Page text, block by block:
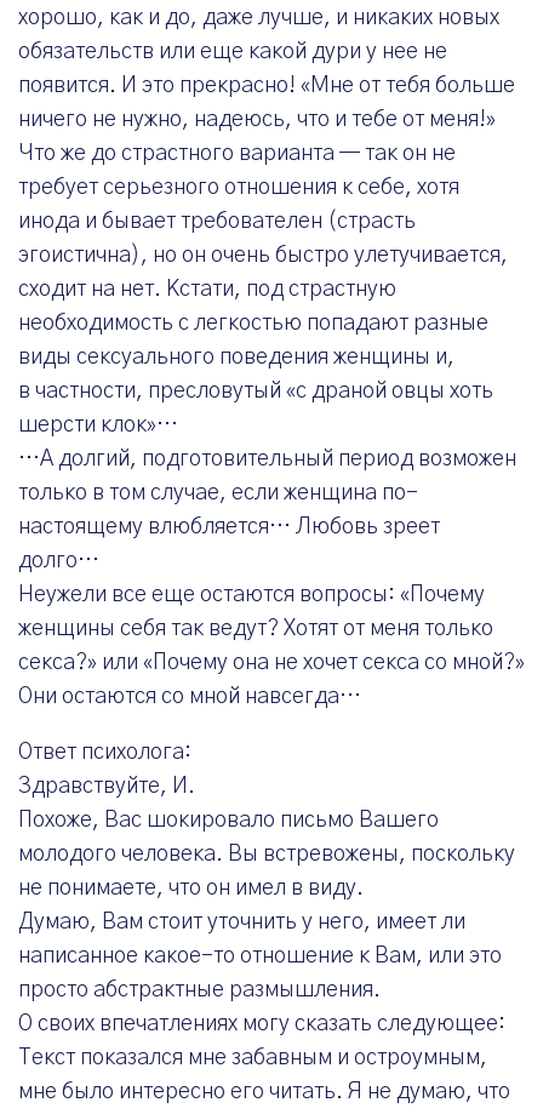
хорошо, как и до, даже лучше, и никаких новых
обязательств или еще какой дури у нее не
появится. И это прекрасно! «Мне от тебя больше
ничего не нужно, надеюсь, что и тебе от меня!»
Что же до страстного варианта — так он не
требует серьезного отношения к себе, хотя
инода и бывает требователен (страсть
эгоистична), но он очень быстро улетучивается,
сходит на нет. Кстати, под страстную
необходимость с легкостью попадают разные
виды сексуального поведения женщины и,
в частности, пресловутый «с драной овцы хоть
шерсти клок»…
…А долгий, подготовительный период возможен
только в том случае, если женщина по-
настоящему влюбляется… Любовь зреет
долго…
Неужели все еще остаются вопросы: «Почему
женщины себя так ведут? Хотят от меня только
секса?» или «Почему она не хочет секса со мной?»
Они остаются со мной навсегда…
Ответ психолога:
Здравствуйте, И.
Похоже, Вас шокировало письмо Вашего
молодого человека. Вы встревожены, поскольку
не понимаете, что он имел в виду.
Думаю, Вам стоит уточнить у него, имеет ли
написанное какое-то отношение к Вам, или это
просто абстрактные размышления.
О своих впечатлениях могу сказать следующее:
Текст показался мне забавным и остроумным,
мне было интересно его читать. Я не думаю, что